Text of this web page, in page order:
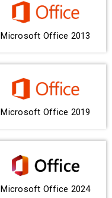
Microsoft Office 2013
Microsoft Office 2019
Microsoft Office 2024